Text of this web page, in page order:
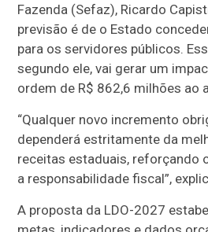
Fazenda (Sefaz), Ricardo
previsão é de o Estado
para os servidores públicos.
segundo ele, vai gerar um
ordem de R$ 862,6 milhões ao
“Qualquer novo incremento
dependerá estritamente da
receitas estaduais, reforçando
a responsabilidade fiscal”,
A proposta da LDO-2027